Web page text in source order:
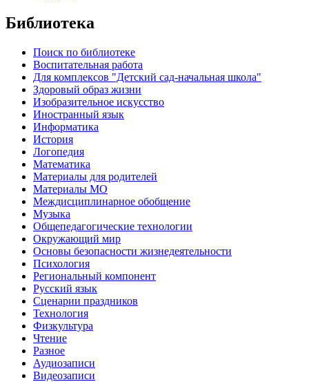
Библиотека
Поиск по библиотеке
Воспитательная работа
Для комплексов "Детский сад-начальная школа"
Здоровый образ жизни
Изобразительное искусство
Иностранный язык
Информатика
История
Логопедия
Математика
Материалы для родителей
Материалы МО
Междисциплинарное обобщение
Музыка
Общепедагогические технологии
Окружающий мир
Основы безопасности жизнедеятельности
Психология
Региональный компонент
Русский язык
Сценарии праздников
Технология
Физкультура
Чтение
Разное
Аудиозаписи
Видеозаписи